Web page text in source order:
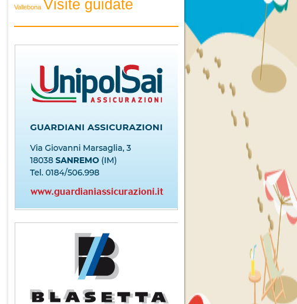
Vallebona Visite guidate